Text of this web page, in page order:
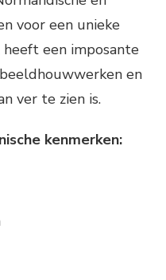
voor een unieke
een imposante
en
ver te zien is.
kenmerken: